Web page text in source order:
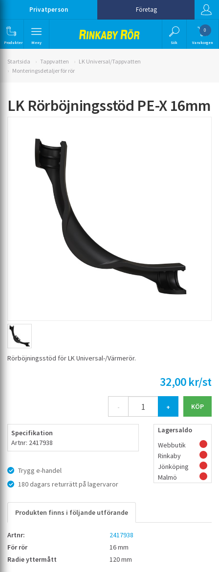
Privatperson Företag
Produkter Meny Sök
0
Varukorgen
Startsida Tappvatten
LK Universal/Tappvatten
Monteringsdetaljer för rör
LK Rörböjningsstöd PE-X 16mm
Rörböjningsstöd för LK Universal-/Värmerör.
32,00 kr/st
- +
Specifikation
Artnr: 2417938
Trygg e-handel
180 dagars returrätt på lagervaror
Lagersaldo
Webbutik
Rinkaby
Jönköping
Malmö
Produkten finns i följande utförande
2417938
16 mm
120 mm